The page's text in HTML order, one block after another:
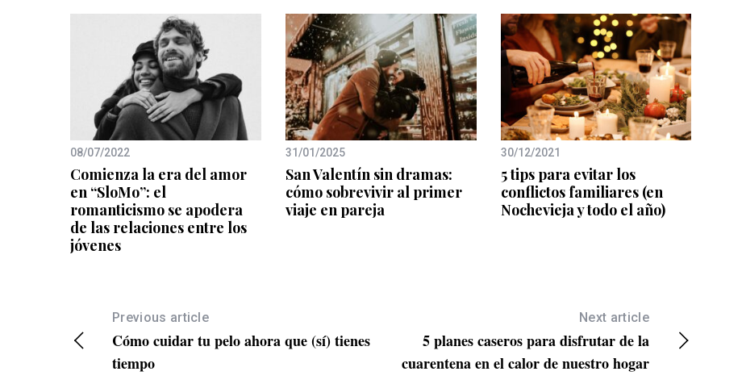
08/07/2022
Comienza la era del amor
en “SloMo”: el
romanticismo se apodera
de las relaciones entre los
jóvenes
31/01/2025
San Valentín sin dramas:
cómo sobrevivir al primer
viaje en pareja
30/12/2021
5 tips para evitar los
conflictos familiares (en
Nochevieja y todo el año)
Previous article
Cómo cuidar tu pelo ahora que (sí) tienes
tiempo
Next article
5 planes caseros para disfrutar de la
cuarentena en el calor de nuestro hogar